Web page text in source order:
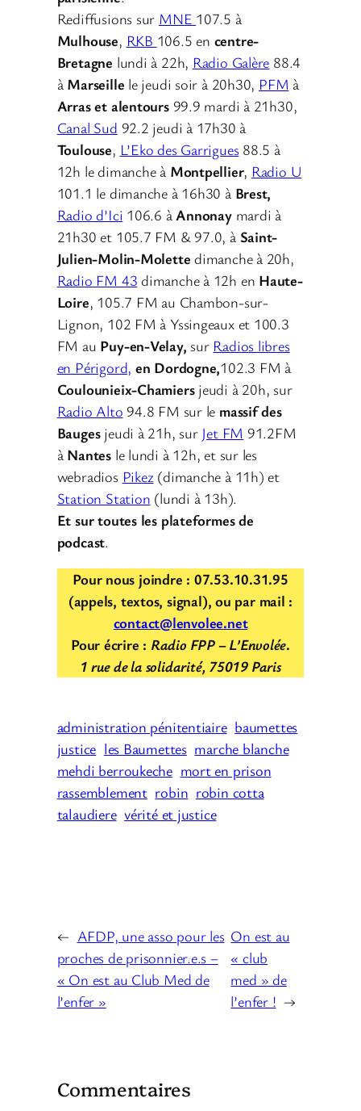
Rediffusions sur MNE 107.5 à
Mulhouse, RKB 106.5 en centre-
Bretagne lundi à 22h, Radio Galère 88.4
à Marseille le jeudi soir à 20h30, PFM à
Arras et alentours99.9 mardi à 21h30,
Canal Sud 92.2 jeudi à 17h30 à
Toulouse, L’Eko des Garrigues88.5 à
12h le dimanche à Montpellier, Radio U
101.1 le dimanche à 16h30 à Brest,
Radio d’Ici 106.6 àAnnonay mardi à
21h30 et 105.7 FM & 97.0, à Saint-
Julien-Molin-Molette dimanche à 20h,
Radio FM 43 dimanche à 12h en Haute-
Loire, 105.7 FM au Chambon-sur-
Lignon, 102 FM à Yssingeaux et 100.3
FM au Puy-en-Velay, sur Radios libres
en Périgord, en Dordogne,102.3 FM à
Coulounieix-Chamiers jeudi à 20h, sur
Radio Alto 94.8 FM sur le massif des
Bauges jeudi à 21h, sur Jet FM 91.2FM
à Nantesle lundi à 12h, et sur les
webradios Pikez(dimanche à 11h) et
Station Station (lundi à 13h).
Et sur toutes les plateformes de
podcast.
Pour nous joindre : 07.53.10.31.95
(appels, textos, signal), ou par mail :
contact@lenvolee.net
Pour écrire : Radio FPP – L’Envolée.
1 rue de la solidarité, 75019 Paris
administration pénitentiaire baumettes
justice les Baumettes marche blanche
mehdi berroukeche mort en prison
rassemblement robin robin cotta
talaudiere vérité et justice
← AFDP, une asso pour les
proches de prisonnier.e.s –
« On est au Club Med de
l’enfer »
On est au
« club
med » de
l’enfer ! →
Commentaires